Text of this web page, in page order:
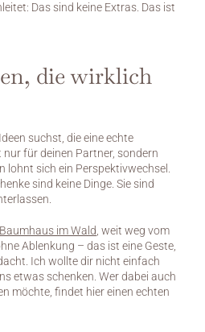
Das sind keine Extras. Das ist
die wirklich
suchst, die eine echte
für deinen Partner, sondern
lohnt sich ein Perspektivwechsel.
sind keine Dinge. Sie sind
Baumhaus im Wald, weit weg vom
Ablenkung – das ist eine Geste,
Ich wollte dir nicht einfach
etwas schenken. Wer dabei auch